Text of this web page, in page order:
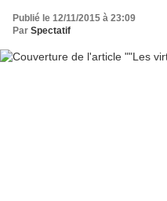
Publié le 12/11/2015 à 23:09
Par Spectatif